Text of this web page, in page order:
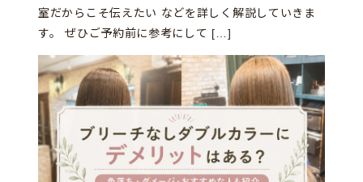
室だからこそ伝えたい などを詳しく解説していきま
す。 ぜひご予約前に参考にして […]